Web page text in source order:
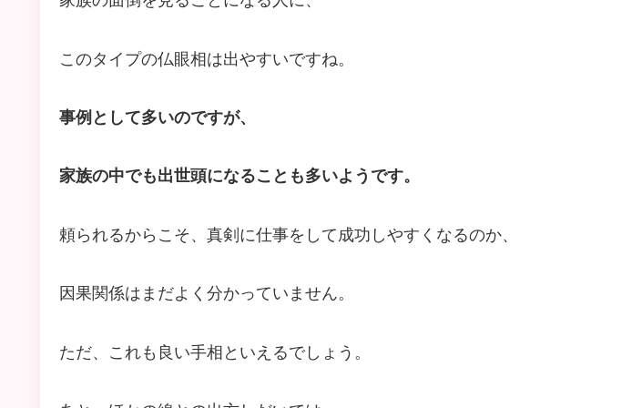
このタイプの仏眼相は出やすいですね。
事例として多いのですが、
家族の中でも出世頭になることも多いようです。
頼られるからこそ、真剣に仕事をして成功しやすくなるのか、
因果関係はまだよく分かっていません。
ただ、これも良い手相といえるでしょう。